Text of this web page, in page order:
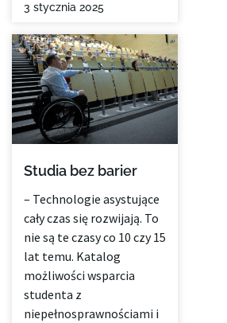
3 stycznia 2025
Studia bez barier
– Technologie asystujące
cały czas się rozwijają. To
nie są te czasy co 10 czy 15
lat temu. Katalog
możliwości wsparcia
studenta z
niepełnosprawnościami i